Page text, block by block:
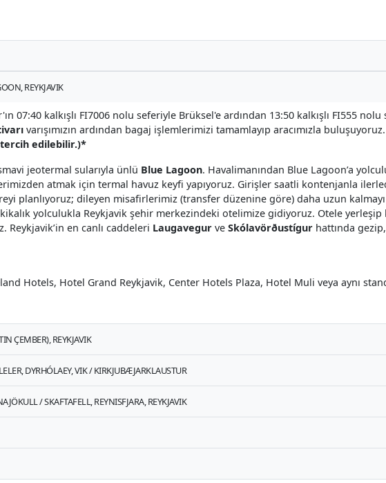
REYKJAVIK
07:40 kalkışlı FI7006 nolu seferiyle Brüksel'e ardından 13:50 kalkışlı FI555
varışımızın ardından bagaj işlemlerimizi tamamlayıp aracımızla buluşuyoruz.
edilebilir.)*
jeotermal sularıyla ünlü Blue Lagoon. Havalimanından Blue Lagoon’a
atmak için termal havuz keyfi yapıyoruz. Girişler saatli kontenjanla
planlıyoruz; dileyen misafirlerimiz (transfer düzenine göre) daha uzun
yolculukla Reykjavik şehir merkezindeki otelimize gidiyoruz. Otele
Reykjavik’in en canlı caddeleri Laugavegur ve Skólavörðustígur hattında
Hotels, Hotel Grand Reykjavik, Center Hotels Plaza, Hotel Muli veya aynı
ÇEMBER), REYKJAVIK
DYRHÓLAEY, VIK / KIRKJUBÆJARKLAUSTUR
/ SKAFTAFELL, REYNISFJARA, REYKJAVIK